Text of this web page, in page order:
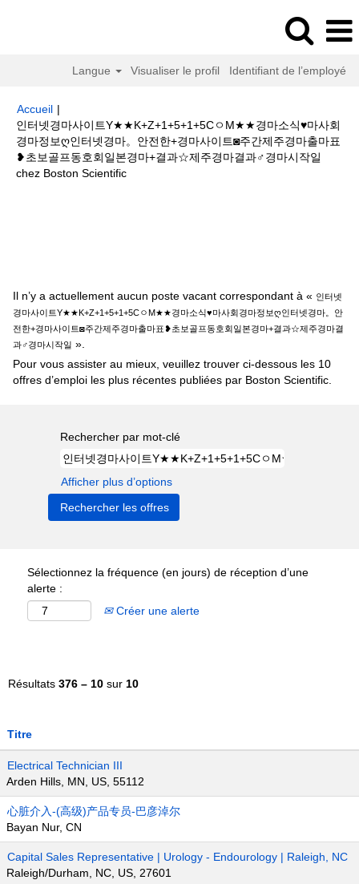
Langue Visualiser le profil Identifiant de l’employé
Accueil |
인터넷경마사이트Y★★K+Z+1+5+1+5CㅇM★★경마소식♥마사회
경마정보ღ인터넷경마。안전한+경마사이트◙주간제주경마출마표
❥초보골프동호회일본경마+결과☆제주경마결과♂경마시작일
chez Boston Scientific(page
Il n’y a actuellement aucun poste vacant correspondant à « 인터넷
경마사이트Y★★K+Z+1+5+1+5CㅇM★★경마소식♥마사회경마정보ღ인터넷경마。안
전한+경마사이트◙주간제주경마출마표❥초보골프동호회일본경마+결과☆제주경마결
과♂경마시작일 ».
Pour vous assister au mieux, veuillez trouver ci-dessous les 10
offres d’emploi les plus récentes publiées par Boston Scientific.
Rechercher par mot-clé
Afficher plus d’options
Sélectionnez la fréquence (en jours) de réception d’une
alerte :
Créer une alerte
Résultats 376 – 10 sur 10
Titre
Electrical Technician III
Arden Hills, MN, US, 55112
心脏介入-(高级)产品专员-巴彦淖尔
Bayan Nur, CN
Capital Sales Representative | Urology - Endourology | Raleigh, NC
Raleigh/Durham, NC, US, 27601